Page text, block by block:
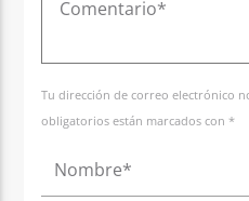
Tu dirección de correo electrónico
obligatorios están marcados con *